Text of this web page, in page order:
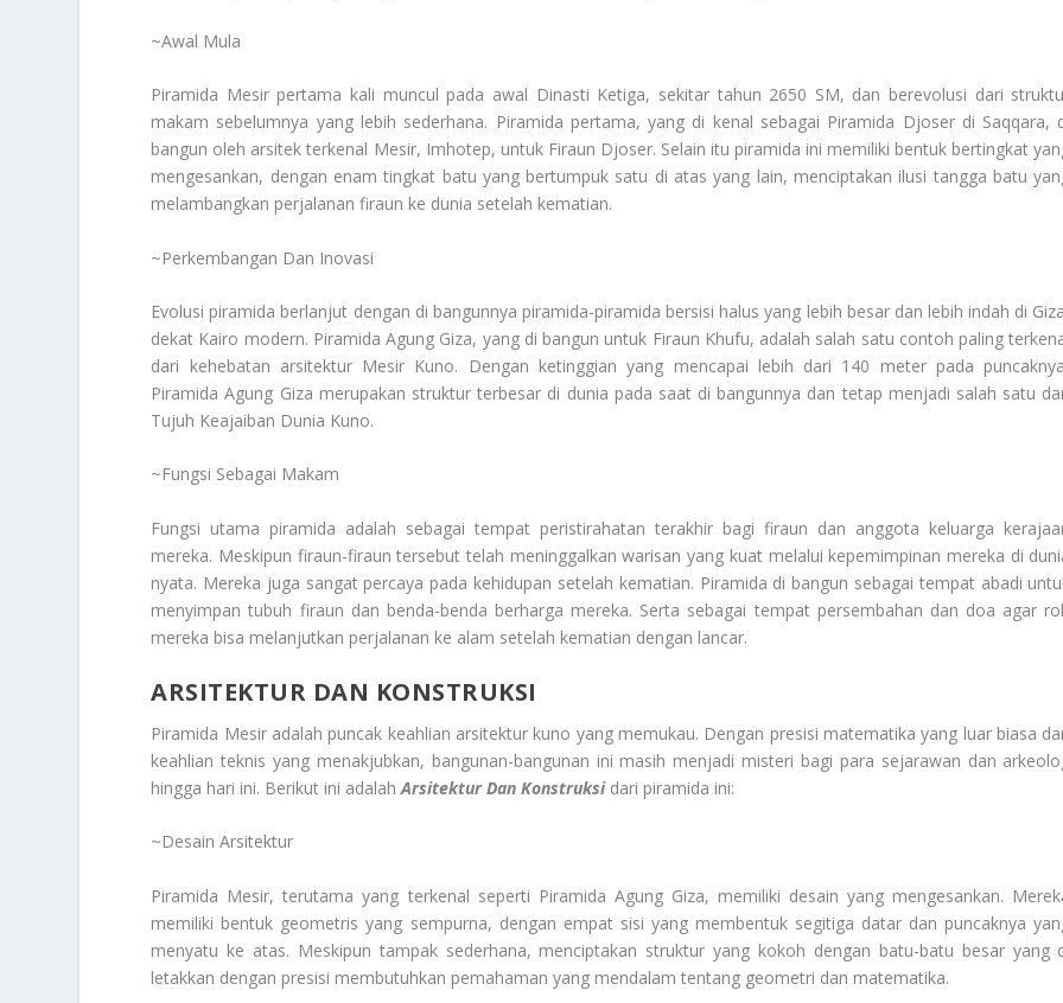
~Awal Mula
Piramida Mesir pertama kali muncul pada awal Dinasti Ketiga, sekitar tahun 2650 SM, dan berevolusi dari
makam sebelumnya yang lebih sederhana. Piramida pertama, yang di kenal sebagai Piramida Djoser di Saqqara,
bangun oleh arsitek terkenal Mesir, Imhotep, untuk Firaun Djoser. Selain itu piramida ini memiliki bentuk bertingkat
mengesankan, dengan enam tingkat batu yang bertumpuk satu di atas yang lain, menciptakan ilusi tangga batu
melambangkan perjalanan firaun ke dunia setelah kematian.
~Perkembangan Dan Inovasi
Evolusi piramida berlanjut dengan di bangunnya piramida-piramida bersisi halus yang lebih besar dan lebih indah di
dekat Kairo modern. Piramida Agung Giza, yang di bangun untuk Firaun Khufu, adalah salah satu contoh paling
dari kehebatan arsitektur Mesir Kuno. Dengan ketinggian yang mencapai lebih dari 140 meter pada
Piramida Agung Giza merupakan struktur terbesar di dunia pada saat di bangunnya dan tetap menjadi salah satu
Tujuh Keajaiban Dunia Kuno.
~Fungsi Sebagai Makam
Fungsi utama piramida adalah sebagai tempat peristirahatan terakhir bagi firaun dan anggota keluarga
mereka. Meskipun firaun-firaun tersebut telah meninggalkan warisan yang kuat melalui kepemimpinan mereka di
nyata. Mereka juga sangat percaya pada kehidupan setelah kematian. Piramida di bangun sebagai tempat abadi
menyimpan tubuh firaun dan benda-benda berharga mereka. Serta sebagai tempat persembahan dan doa agar
mereka bisa melanjutkan perjalanan ke alam setelah kematian dengan lancar.
ARSITEKTUR DAN KONSTRUKSI
Piramida Mesir adalah puncak keahlian arsitektur kuno yang memukau. Dengan presisi matematika yang luar biasa
keahlian teknis yang menakjubkan, bangunan-bangunan ini masih menjadi misteri bagi para sejarawan dan
hingga hari ini. Berikut ini adalahArsitektur Dan Konstruksi dari piramida ini:
~Desain Arsitektur
Piramida Mesir, terutama yang terkenal seperti Piramida Agung Giza, memiliki desain yang mengesankan.
memiliki bentuk geometris yang sempurna, dengan empat sisi yang membentuk segitiga datar dan puncaknya
menyatu ke atas. Meskipun tampak sederhana, menciptakan struktur yang kokoh dengan batu-batu besar yang
letakkan dengan presisi membutuhkan pemahaman yang mendalam tentang geometri dan matematika.